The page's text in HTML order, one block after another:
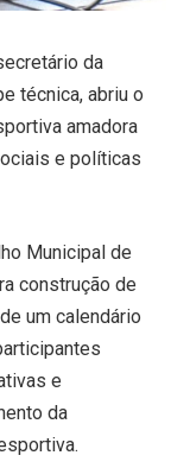
da
técnica, abriu o
amadora
e políticas
Municipal de
construção de
um calendário
e
da